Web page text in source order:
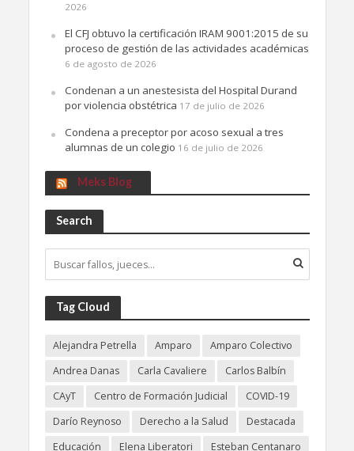
2026
El CFJ obtuvo la certificación IRAM 9001:2015 de su
proceso de gestión de las actividades académicas
6 de agosto de 2026
Condenan a un anestesista del Hospital Durand
por violencia obstétrica 17 de julio de 2026
Condena a preceptor por acoso sexual a tres
alumnas de un colegio 16 de julio de 2026
Meks Blog
Search
Tag Cloud
Alejandra Petrella Amparo
Amparo Colectivo
Andrea Danas
Carla Cavaliere
Carlos Balbín
CAyT
Centro de Formación Judicial
COVID-19
Darío Reynoso
Derecho a la Salud
Destacada
Educación
Elena Liberatori
Esteban Centanaro